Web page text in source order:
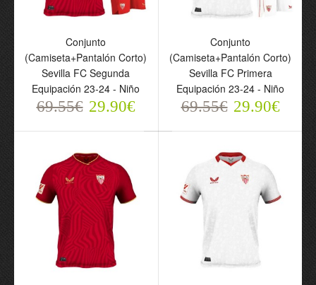
Camiseta de fútbol Sevilla
FC Sergio Ramos 4
Segunda Equipación 23-
24 - Hombre
69.55€
Conjunto
(Camiseta+Pantalón Corto)
Sevilla FC Segunda
Equipación 23-24 - Niño
69.55€ 29.90€
Conjunto
(Camiseta+Pantalón Corto)
Sevilla FC Primera
Equipación 23-24 - Niño
69.55€ 29.90€